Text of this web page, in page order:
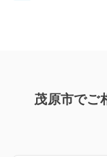
茂原市でご